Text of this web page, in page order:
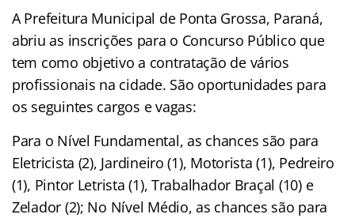
A Prefeitura Municipal de Ponta Grossa, Paraná,
abriu as inscrições para o Concurso Público que
tem como objetivo a contratação de vários
profissionais na cidade. São oportunidades para
os seguintes cargos e vagas:
Para o Nível Fundamental, as chances são para
Eletricista (2), Jardineiro (1), Motorista (1), Pedreiro
(1), Pintor Letrista (1), Trabalhador Braçal (10) e
Zelador (2); No Nível Médio, as chances são para